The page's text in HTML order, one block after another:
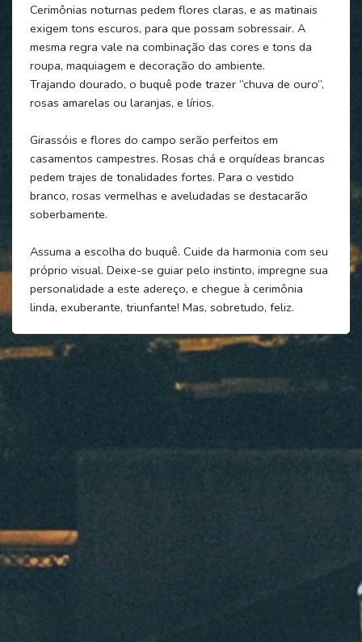
Cerimônias noturnas pedem flores claras, e as matinais
exigem tons escuros, para que possam sobressair. A
mesma regra vale na combinação das cores e tons da
roupa, maquiagem e decoração do ambiente.
Trajando dourado, o buquê pode trazer “chuva de ouro”,
rosas amarelas ou laranjas, e lírios.
Girassóis e flores do campo serão perfeitos em
casamentos campestres. Rosas chá e orquídeas brancas
pedem trajes de tonalidades fortes. Para o vestido
branco, rosas vermelhas e aveludadas se destacarão
soberbamente.
Assuma a escolha do buquê. Cuide da harmonia com seu
próprio visual. Deixe-se guiar pelo instinto, impregne sua
personalidade a este adereço, e chegue à cerimônia
linda, exuberante, triunfante! Mas, sobretudo, feliz.